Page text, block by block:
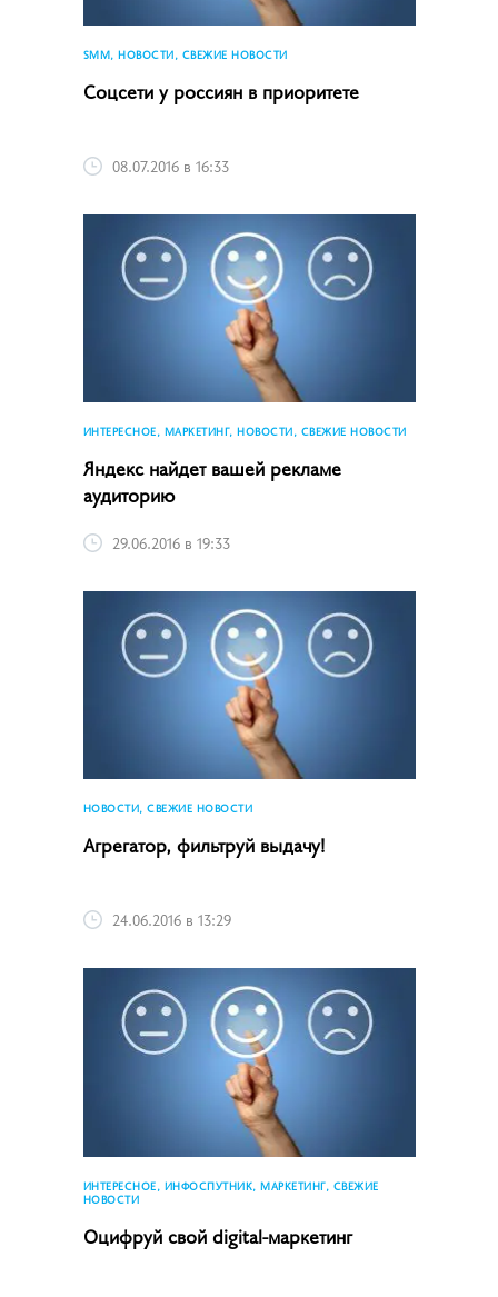
SMM, НОВОСТИ, СВЕЖИЕ НОВОСТИ
Соцсети у россиян в приоритете
08.07.2016 в 16:33
ИНТЕРЕСНОЕ, МАРКЕТИНГ, НОВОСТИ, СВЕЖИЕ НОВОСТИ
Яндекс найдет вашей рекламе
аудиторию
29.06.2016 в 19:33
НОВОСТИ, СВЕЖИЕ НОВОСТИ
Агрегатор, фильтруй выдачу!
24.06.2016 в 13:29
ИНТЕРЕСНОЕ, ИНФОСПУТНИК, МАРКЕТИНГ, СВЕЖИЕ
НОВОСТИ
Оцифруй свой digital-маркетинг